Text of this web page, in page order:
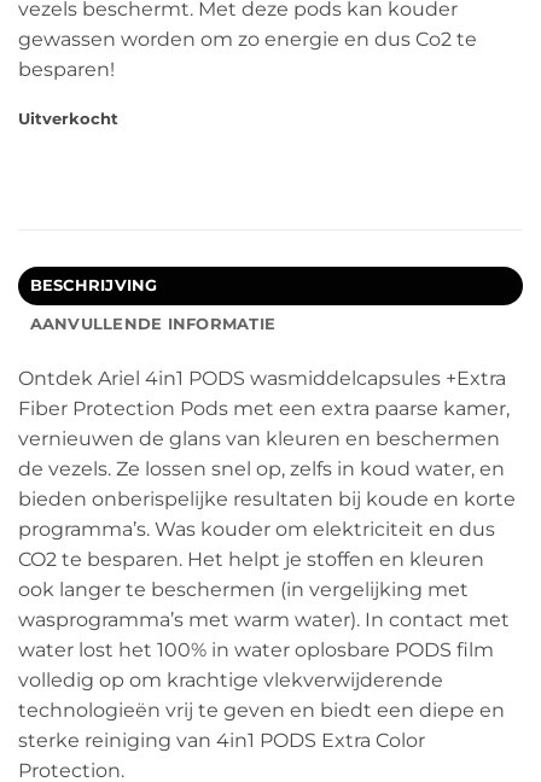
vezels beschermt. Met deze pods kan kouder
gewassen worden om zo energie en dus Co2 te
besparen!
Uitverkocht
BESCHRIJVING
AANVULLENDE INFORMATIE
Ontdek Ariel 4in1 PODS wasmiddelcapsules +Extra
Fiber Protection Pods met een extra paarse kamer,
vernieuwen de glans van kleuren en beschermen
de vezels. Ze lossen snel op, zelfs in koud water, en
bieden onberispelijke resultaten bij koude en korte
programma’s. Was kouder om elektriciteit en dus
CO2 te besparen. Het helpt je stoffen en kleuren
ook langer te beschermen (in vergelijking met
wasprogramma’s met warm water). In contact met
water lost het 100% in water oplosbare PODS film
volledig op om krachtige vlekverwijderende
technologieën vrij te geven en biedt een diepe en
sterke reiniging van 4in1 PODS Extra Color
Protection.